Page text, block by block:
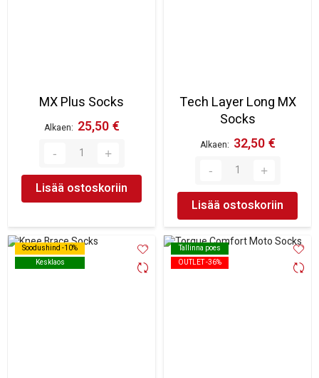
MX Plus Socks
Alkaen 25,50 €
Lisää ostoskoriin
Tech Layer Long MX
Socks
Alkaen 32,50 €
Lisää ostoskoriin
Soodushind -10%
Kesklaos
Soodushind -10%
Kesklaos
Tallinna poes
OUTLET -36%
Tallinna poes
OUTLET -36%